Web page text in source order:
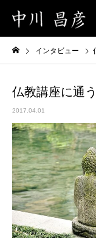
インタビュー
仏教講座に通う
2017.04.01